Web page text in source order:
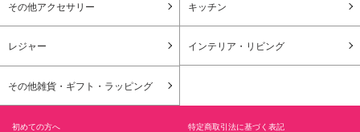
その他アクセサリー キッチン
レジャー インテリア・リビング
その他雑貨・ギフト・ラッピング
初めての方へ 特定商取引法に基づく表記